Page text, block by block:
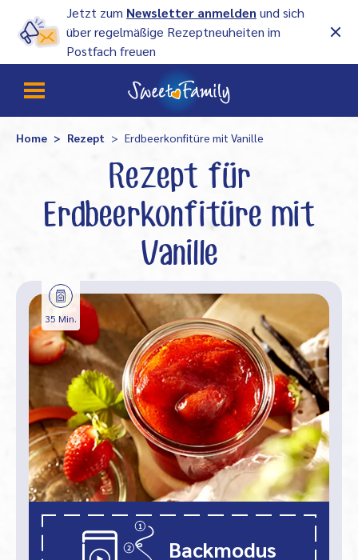
Jetzt zum Newsletter anmelden und sich
über regelmäßige Rezeptneuheiten im
Postfach freuen
Home Rezept Erdbeerkonfitüre mit Vanille
Rezept für
Erdbeerkonfitüre mit
Vanille
Backmodus
35 Min.